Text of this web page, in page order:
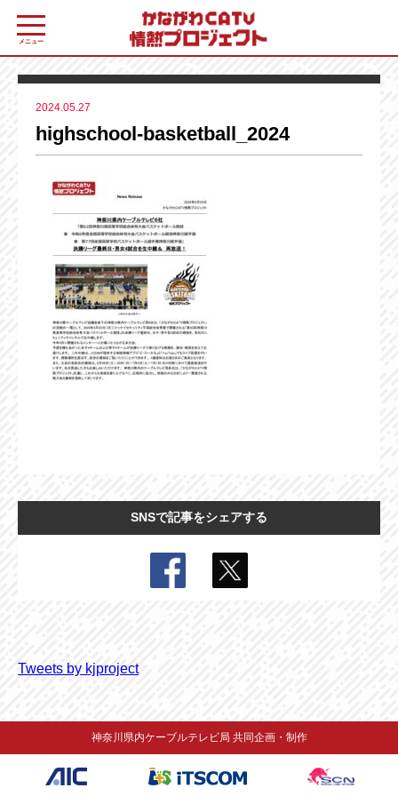
メニュー
2024.05.27
highschool-basketball_2024
SNSで記事をシェアする
Tweets by kjproject
神奈川県内ケーブルテレビ局 共同企画・制作